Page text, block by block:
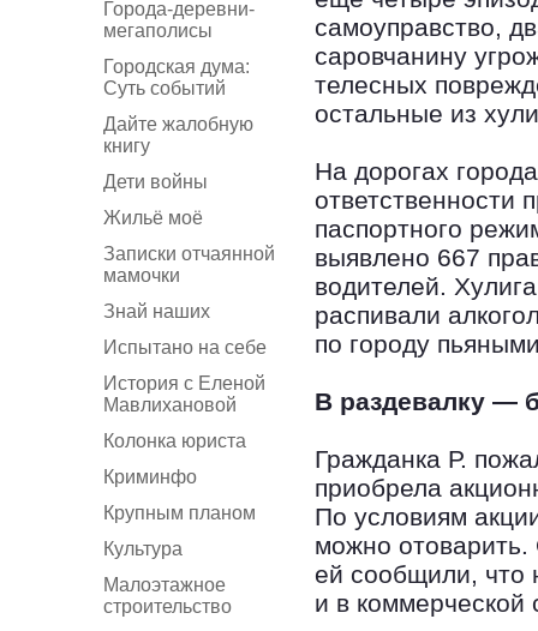
Города-деревни-
мегаполисы
Городская дума:
Суть событий
Дайте жалобную
книгу
Дети войны
Жильё моё
Записки отчаянной
мамочки
Знай наших
Испытано на себе
История с Еленой
Мавлихановой
Колонка юриста
Криминфо
Крупным планом
Культура
Малоэтажное
строительство
самоуправство,
саровчанину
телесных
остальные из
На дорогах
ответственности
паспортного
выявлено 667
водителей.
распивали
по городу
В раздевалку —
Гражданка Р.
приобрела
По условиям
можно
ей сообщили, что
и в